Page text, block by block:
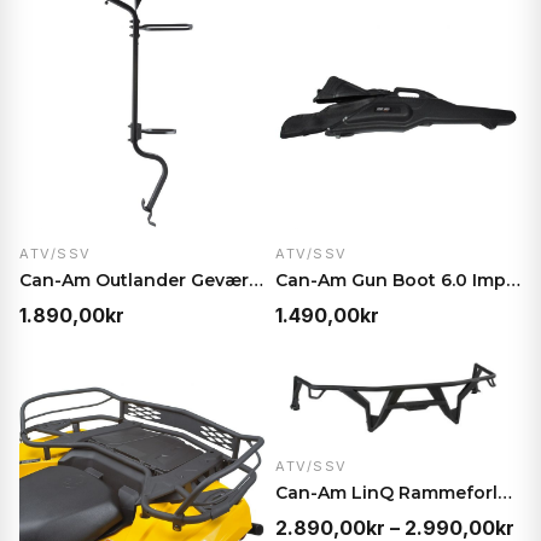
var:
799,00kr.
ATV/SSV
Can-Am Outlander Geværholderbrakett – Stål, passer…
1.890,00kr
ATV/SSV
Can-Am Gun Boot 6.0 Impact – Våpenveske til ATV/SS…
1.490,00kr
ATV/SSV
Can-Am LinQ Rammeforlenger 15 cm – Enkel montering…
2.890,00kr – 2.990,00kr